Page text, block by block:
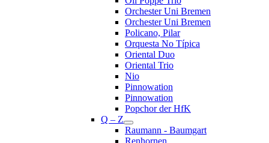
Orchester Uni Bremen
Orchester Uni Bremen
Policano, Pilar
Orquesta No Típica
Oriental Duo
Oriental Trio
Nio
Pinnowation
Pinnowation
Popchor der HfK
Q – Z
Raumann - Baumgart
Renhornen